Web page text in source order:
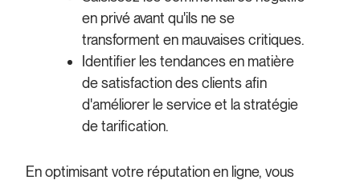
en privé avant qu'ils ne se
transforment en mauvaises critiques.
Identifier les tendances en matière
de satisfaction des clients afin
d'améliorer le service et la stratégie
de tarification.
En optimisant votre réputation en ligne, vous